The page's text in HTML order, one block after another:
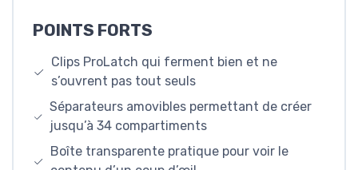
POINTS FORTS
Clips ProLatch qui ferment bien et ne
s’ouvrent pas tout seuls
Séparateurs amovibles permettant de créer
jusqu’à 34 compartiments
Boîte transparente pratique pour voir le